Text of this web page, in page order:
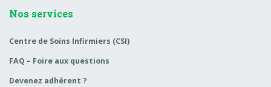
Nos services
Centre de Soins Infirmiers (CSI)
FAQ – Foire aux questions
Devenez adhérent ?